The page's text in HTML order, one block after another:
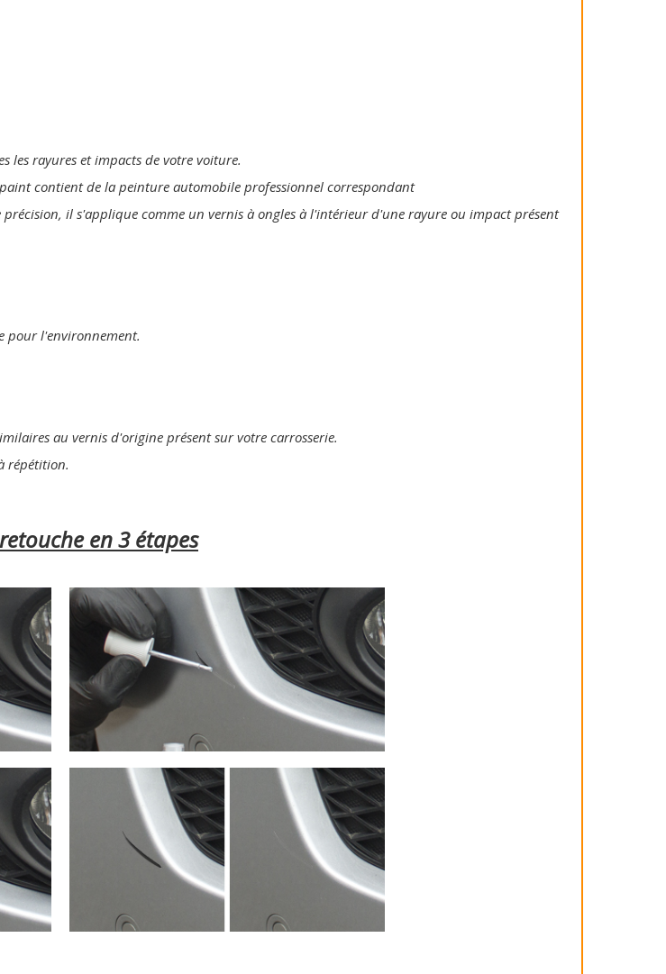
les rayures et impacts de votre voiture.
contient de la peinture automobile professionnel correspondant
il s'applique comme un vernis à ongles à l'intérieur d'une rayure ou impact présent
pour l'environnement.
au vernis d'origine présent sur votre carrosserie.
répétition.
en 3 étapes